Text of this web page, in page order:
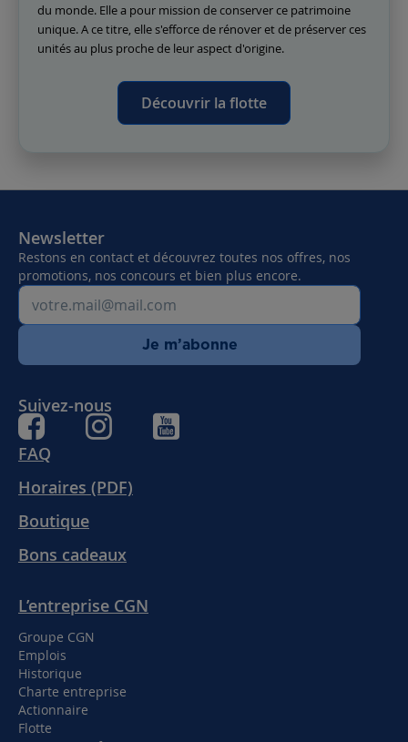
du monde. Elle a pour mission de conserver ce patrimoine
unique. A ce titre, elle s'efforce de rénover et de préserver ces
unités au plus proche de leur aspect d'origine.
Découvrir la flotte
FAQ
Horaires (PDF)
Boutique
Bons cadeaux
L’entreprise CGN
Groupe CGN
Emplois
Historique
Charte entreprise
Actionnaire
Flotte
Newsletter
Restons en contact et découvrez toutes nos offres, nos
promotions, nos concours et bien plus encore.
Je m’abonne
Suivez-nous